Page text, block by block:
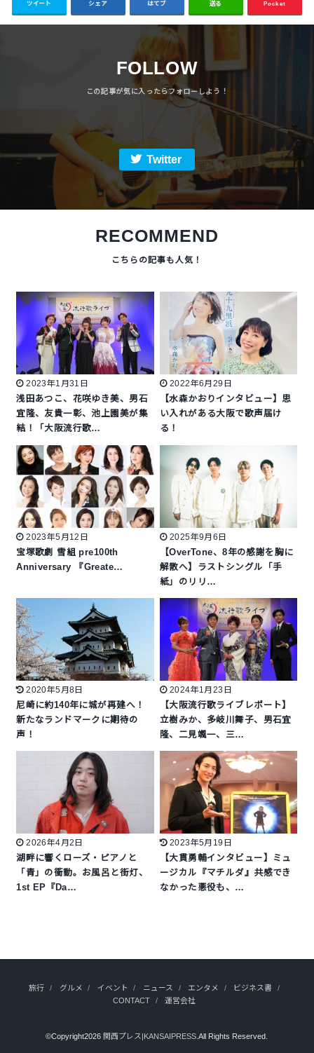
ツイート シェア はてブ 送る Pocket
FOLLOW
Twitter
RECOMMEND
2023年1月31日
浅田あつこ、花咲ゆき美、男石
宜隆、友貴一彰、池上園美が集
結！「大阪流行歌…
2022年6月29日
【水森かおりインタビュー】思
い入れがある大阪で歌声届け
る！
2023年5月12日
宝塚歌劇 雪組 pre100th
Anniversary 『Greate…
2025年9月6日
【OverTone、8年の感謝を胸に
解散へ】ラストシングル「手
紙」のリリ…
2020年5月8日
尼崎に約140年に城が再建へ！
新たなランドマークに期待の
声！
2024年1月23日
【大阪流行歌ライブレポート】
立樹みか、多岐川舞子、男石宜
隆、二見颯一、三…
2026年4月2日
湖畔に響くローズ・ピアノと
「青」の衝動。お風呂と街灯、
1st EP『Da…
2023年5月19日
【大貫勇輔インタビュー】ミュ
ージカル『マチルダ』共感でき
なかった悪役も、…
旅行 グルメ イベント ニュース エンタメ
ビジネス書
CONTACT
運営会社
©Copyright2026 関西プレス|KANSAIPRESS .All Rights Reserved.